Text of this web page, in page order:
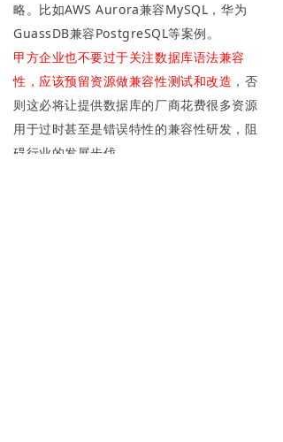
略。比如AWS Aurora兼容MySQL，华为
GuassDB兼容PostgreSQL等案例。
甲方企业也不要过于关注数据库语法兼容
性，应该预留资源做兼容性测试和改造 ，否
则这必将让提供数据库的厂商花费很多资源
用于过时甚至是错误特性的兼容性研发，阻
碍行业的发展步伐。